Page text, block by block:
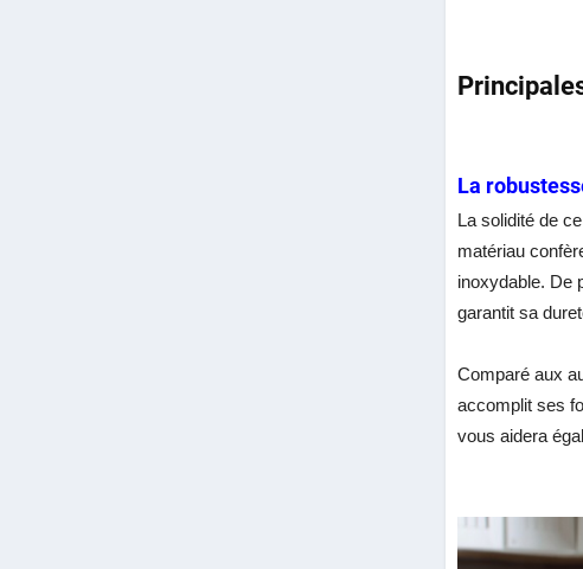
La
La solidité de
matériau
inoxydable. De
garantit sa
Comparé aux
accomplit ses
vous aidera